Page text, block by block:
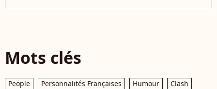
Mots clés
People Personnalités Françaises Humour
Clash